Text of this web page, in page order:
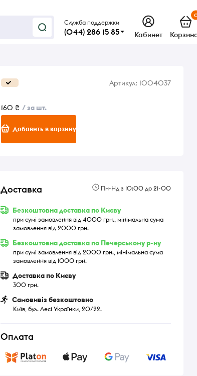
Служба поддержки
(044) 286 15 85 Кабинет
Артикул: 1004037
160 ₴ / за шт.
Добавить в корзину
Доставка Пн-Нд з 10:00 до 21-00
Безкоштовна доставка по Києву
при сумі замовлення від 4000 грн., мінімальна сума
замовлення від 2000 грн.
Безкоштовна доставка по Печерському р-ну
при сумі замовлення від 2000 грн., мінімальна сума
замовлення від 1000 грн.
Доставка по Києву
300 грн.
Самовивіз безкоштовно
Київ, бул. Лесі Українки, 20/22.
Оплата